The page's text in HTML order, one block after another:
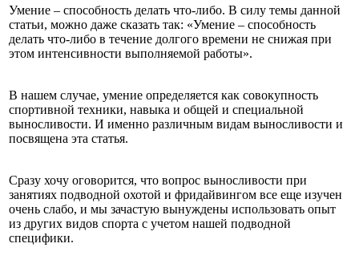
Умение – способность делать что-либо. В силу темы данной
статьи, можно даже сказать так: «Умение – способность
делать что-либо в течение долгого времени не снижая при
этом интенсивности выполняемой работы».
В нашем случае, умение определяется как совокупность
спортивной техники, навыка и общей и специальной
выносливости. И именно различным видам выносливости и
посвящена эта статья.
Сразу хочу оговорится, что вопрос выносливости при
занятиях подводной охотой и фридайвингом все еще изучен
очень слабо, и мы зачастую вынуждены использовать опыт
из других видов спорта с учетом нашей подводной
специфики.